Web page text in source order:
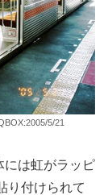
5/21
には虹がラッピ
り付けられて